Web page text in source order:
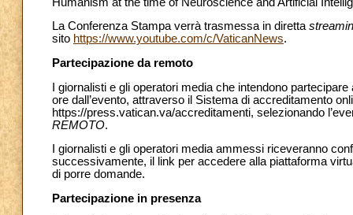
La Conferenza Stampa verrà trasmessa in diretta
sito https://www.youtube.com/c/VaticanNews.
Partecipazione da remoto
I giornalisti e gli operatori media che intendono
ore dall’evento, attraverso il Sistema di accreditamento
https://press.vatican.va/accreditamenti, selezionando
REMOTO.
I giornalisti e gli operatori media ammessi riceveranno
successivamente, il link per accedere alla piattaforma
di porre domande.
Partecipazione in presenza